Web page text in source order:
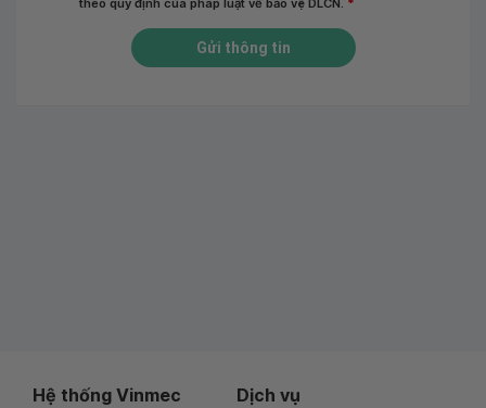
theo quy định của pháp luật về bảo vệ DLCN. *
Gửi thông tin
Hệ thống Vinmec Dịch vụ